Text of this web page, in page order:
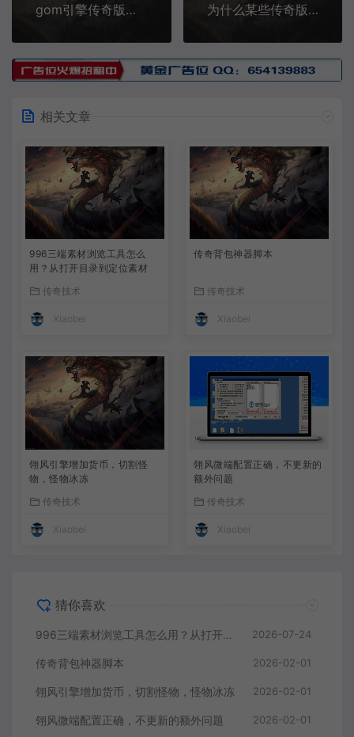
gom引擎传奇版本架设常见问题集锦
为什么某些传奇版本的pak密码会提示错误？
相关文章
996三端素材浏览工具怎么
用？从打开目录到定位素材
传奇技术
Xiaobei
传奇背包神器脚本
传奇技术
Xiaobei
翎风引擎增加货币，切割怪
物，怪物冰冻
传奇技术
Xiaobei
翎风微端配置正确，不更新的
额外问题
传奇技术
Xiaobei
猜你喜欢
996三端素材浏览工具怎么用？从打开目录到定位素材 2026-07-24
传奇背包神器脚本 2026-02-01
翎风引擎增加货币，切割怪物，怪物冰冻 2026-02-01
翎风微端配置正确，不更新的额外问题 2026-02-01